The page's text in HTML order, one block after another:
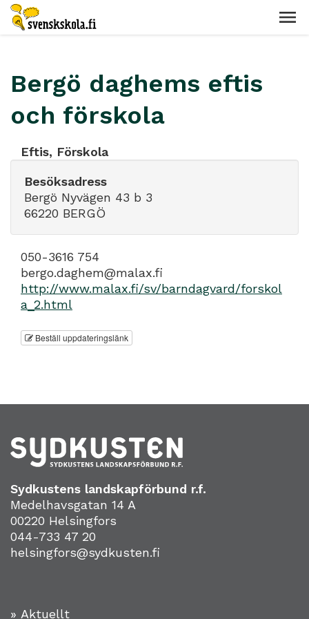
Bergö daghems eftis
och förskola
Eftis, Förskola
Besöksadress
Bergö Nyvägen 43 b 3
66220 BERGÖ
050-3616 754
bergo.daghem@malax.fi
http://www.malax.fi/sv/barndagvard/forskol
a_2.html
Beställ uppdateringslänk
Sydkustens landskapförbund r.f.
Medelhavsgatan 14 A
00220 Helsingfors
044-733 47 20
helsingfors@sydkusten.fi
» Aktuellt